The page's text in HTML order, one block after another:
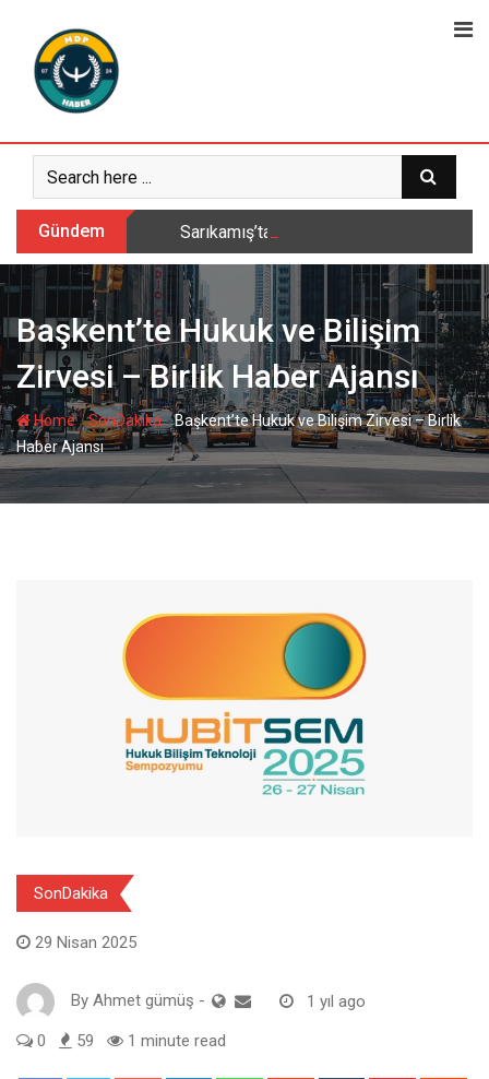
content
Gündem Sarıkamış’ta hanımlara yönelik
Başkent’te Hukuk ve Bilişim
Zirvesi – Birlik Haber Ajansı
Home-SonDakika-Başkent’te Hukuk ve Bilişim Zirvesi – Birlik
Haber Ajansı
SonDakika
29 Nisan 2025
By Ahmet gümüş - 1 yıl ago
0 59 1 minute read